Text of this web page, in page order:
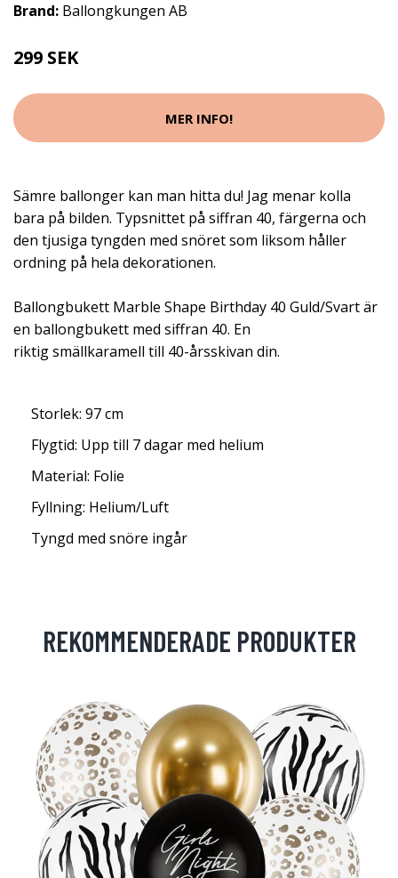
Brand: Ballongkungen AB
299 SEK
MER INFO!
Sämre ballonger kan man hitta du! Jag menar kolla
bara på bilden. Typsnittet på siffran 40, färgerna och
den tjusiga tyngden med snöret som liksom håller
ordning på hela dekorationen.
Ballongbukett Marble Shape Birthday 40 Guld/Svart är
en ballongbukett med siffran 40. En
riktig smällkaramell till 40-årsskivan din.
Storlek: 97 cm
Flygtid: Upp till 7 dagar med helium
Material: Folie
Fyllning: Helium/Luft
Tyngd med snöre ingår
REKOMMENDERADE PRODUKTER